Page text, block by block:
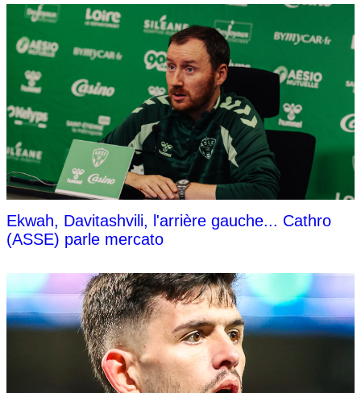
Ekwah, Davitashvili, l'arrière gauche... Cathro
(ASSE) parle mercato